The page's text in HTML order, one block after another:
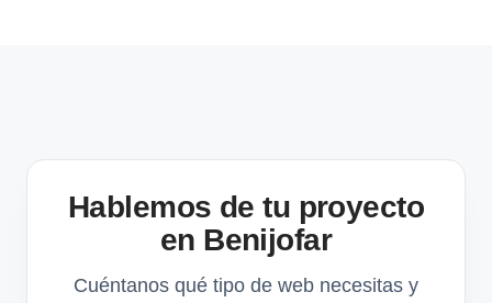
Hablemos de tu proyecto
en Benijofar
Cuéntanos qué tipo de web necesitas y